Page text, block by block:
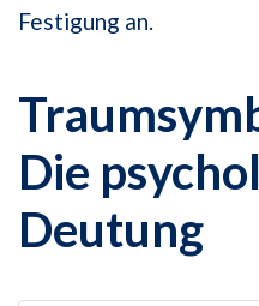
Festigung an.
Die
Deutung